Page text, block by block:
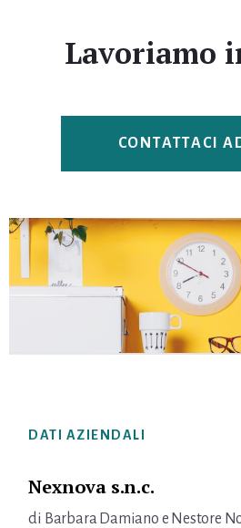
Lavoriamo
CONTATTACI
DATI AZIENDALI
Nexnova s.n.c.
di Barbara Damiano e Nestore